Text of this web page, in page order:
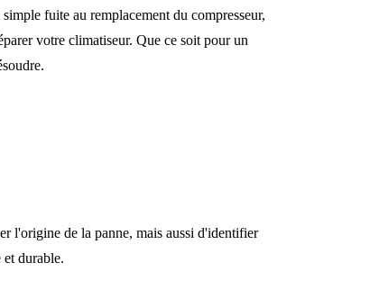
fuite au remplacement du compresseur,
votre climatiseur. Que ce soit pour un
l'origine de la panne, mais aussi d'identifier
et durable.